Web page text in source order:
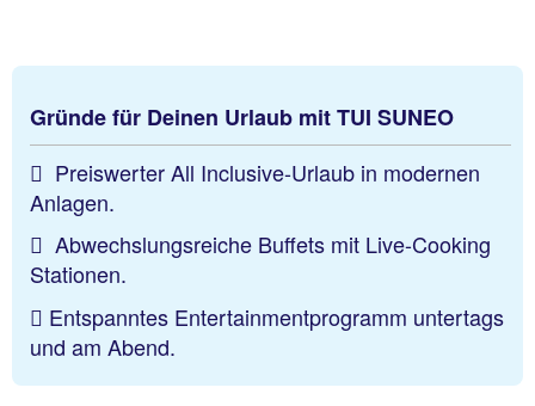
Gründe für Deinen Urlaub mit TUI SUNEO
Preiswerter All Inclusive-Urlaub in modernen
Anlagen.
Abwechslungsreiche Buffets mit Live-Cooking
Stationen.
Entspanntes Entertainmentprogramm untertags
und am Abend.